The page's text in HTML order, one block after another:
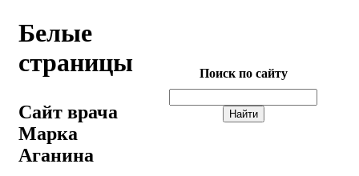
Белые
страницы
Сайт врача
Марка
Аганина
Поиск по сайту